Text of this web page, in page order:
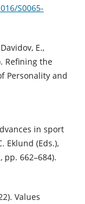
S0065-
E.,
Refining the
Personality and
in sport
Eklund (Eds.),
662–684).
Values